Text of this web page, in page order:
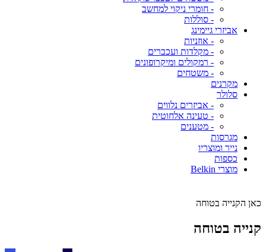
- חומרי ניקוי למחשב
- סוללות
אביזרי גיימינג
- אוזניות
- מקלדות ועכברים
- רמקולים ומיקרופונים
- משטחים
מקרנים
סלולר
- אביזרים נלווים
- טעינה אלחוטית
- מטענים
מגרסות
נייר ומוצריו
כספות
מוצרי Belkin
כאן הקנייה בטוחה
קנייה בטוחה